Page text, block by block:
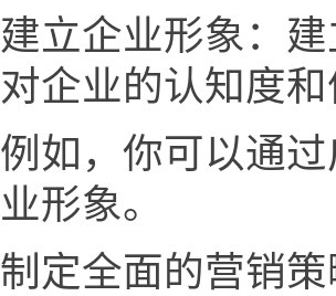
建立企业形象：
对企业的认知度
例如，你可以通
业形象。
制定全面的营销